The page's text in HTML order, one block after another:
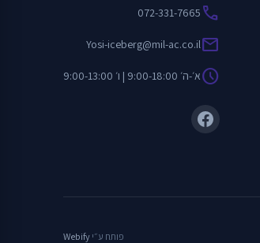
call
072-331-7665
mail
Yosi-iceberg@mil-ac.co.il
scheduleא׳-ה׳ 9:00-18:00 | ו׳ 9:00-13:00
פותח ע״י Webify